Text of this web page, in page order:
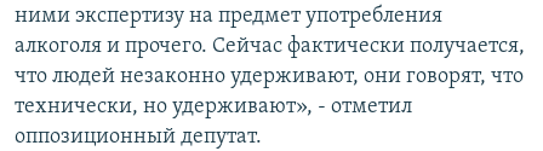
ними экспертизу на предмет употребления
алкоголя и прочего. Сейчас фактически получается,
что людей незаконно удерживают, они говорят, что
технически, но удерживают», - отметил
оппозиционный депутат.